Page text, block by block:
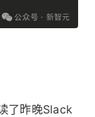
了昨晚Slack